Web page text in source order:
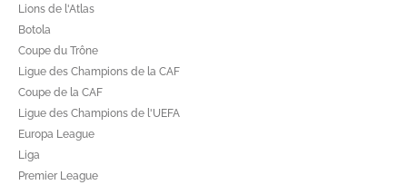
Lions de l'Atlas
Botola
Coupe du Trône
Ligue des Champions de la CAF
Coupe de la CAF
Ligue des Champions de l'UEFA
Europa League
Liga
Premier League